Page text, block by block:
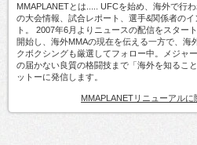
MMAPLANETとは..... UFCを始め、海外で行
の大会情報、試合レポート、選手&関係者の
ト。 2007年6月よりニュースの配信をスター
開始し、海外MMAの現在を伝える一方で、海
クボクシングも厳選してフォロー中。メジャ
の届かない良質の格闘技まで「海外を知るこ
ットーに発信します。
MMAPLANETリニューアルに